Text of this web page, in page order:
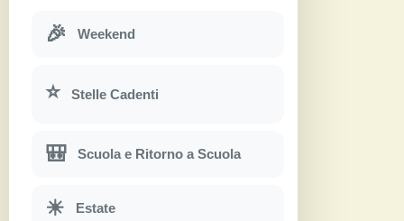
🎉 Weekend
⭐ Stelle Cadenti
🎒 Scuola e Ritorno a Scuola
☀ Estate